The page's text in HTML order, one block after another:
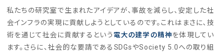
私たちの研究室で生まれたアイデアが、事故を減らし、安定した社
会インフラの実現に貢献しようとしているのです。これはまさに、技
術を通じて社会に貢献するという 電大の建学の精神を体現してい
ます。さらに、社会的な要請であるSDGsやSociety 5.0への取り組